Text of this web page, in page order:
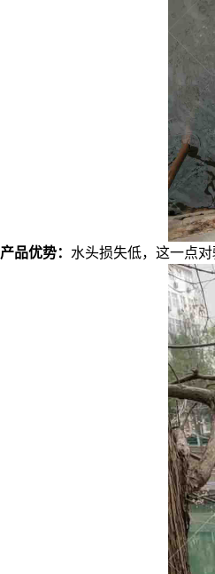
产品优势： 水头损失低，这一点